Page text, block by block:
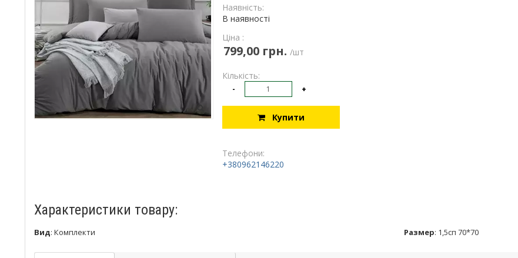
Наявність:
В наявності
Ціна :
799,00 грн. /шт
Кількість:
- +
Купити
Телефони:
+380962146220
Характеристики товару:
Вид: Комплекти Размер: 1,5сп 70*70